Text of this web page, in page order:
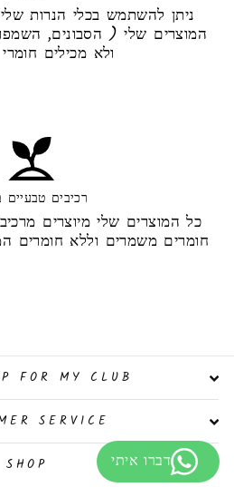
ניתן להשתמש בכלי הנרות
המוצרים שלי ( הסבונים,
ולא מכילים
רכיבים טבעיים
כל המוצרים שלי מיוצרים
חומרים משמרים וללא חומרים
FOR MY CLUB 👇
SERVICE
SHOP